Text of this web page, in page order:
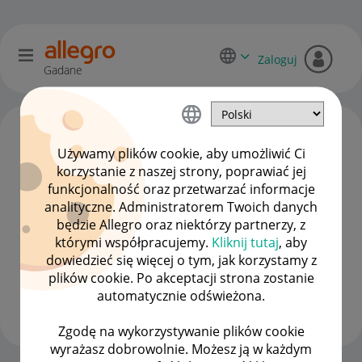
Używamy plików cookie, aby umożliwić Ci
korzystanie z naszej strony, poprawiać jej
funkcjonalność oraz przetwarzać informacje
analityczne. Administratorem Twoich danych
będzie Allegro oraz niektórzy partnerzy, z
którymi współpracujemy. Kliknij tutaj, aby
dowiedzieć się więcej o tym, jak korzystamy z
plików cookie. Po akceptacji strona zostanie
automatycznie odświeżona.
Zgodę na wykorzystywanie plików cookie
wyrażasz dobrowolnie. Możesz ją w każdym
Gadane
Zaloguj
BeautyPerfumeria
#7 Wielbiciel